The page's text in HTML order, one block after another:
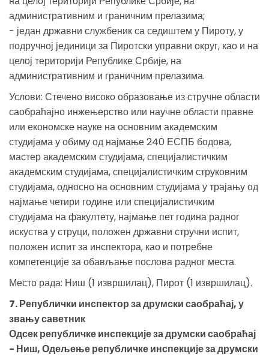
административним и граничним прелазима;
- један државни службеник са седиштем у Пироту, у
подручној јединици за Пиротски управни округ, као и на
целој територији Републике Србије, на
административним и граничним прелазима.
Услови: Стечено високо образовање из стручне области
саобраћајно инжењерство или научне области правне
или економске науке на основним академским
студијама у обиму од најмање 240 ЕСПБ бодова,
мастер академским студијама, специјалистичким
академским студијама, специјалистичким струковним
студијама, односно на основним студијама у трајању од
најмање четири године или специјалистичким
студијама на факултету, најмање пет година радног
искуства у струци, положен државни стручни испит,
положен испит за инспектора, као и потребне
компетенције за обављање послова радног места.
Место рада: Ниш (1 извршилац), Пирот (1 извршилац).
7. Републички инспектор за друмски саобраћај, у
звању саветник
Одсек републичке инспекције за друмски саобраћај
- Ниш, Одељење републичке инспекције за друмски